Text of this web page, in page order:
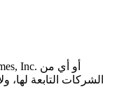
الشركات التابعة لها،